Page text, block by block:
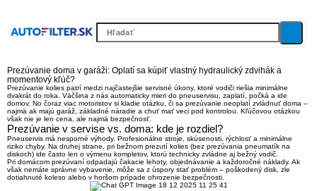
Prezúvanie doma v garáži: Oplatí sa kúpiť vlastný hydraulický zdvihák a
momentový kľúč?
Prezúvanie kolies patrí medzi najčastejšie servisné úkony, ktoré vodiči riešia minimálne
dvakrát do roka. Väčšina z nás automaticky mieri do pneuservisu, zaplatí, počká a ide
domov. No čoraz viac motoristov si kladie otázku, či sa prezúvanie neoplatí zvládnuť doma –
najmä ak majú garáž, základné náradie a chuť mať veci pod kontrolou. Kľúčovou otázkou
však nie je len cena, ale najmä bezpečnosť.
Prezúvanie v servise vs. doma: kde je rozdiel?
Pneuservis má nesporné výhody. Profesionálne stroje, skúsenosti, rýchlosť a minimálne
riziko chyby. Na druhej strane, pri bežnom prezutí kolies (bez prezúvania pneumatík na
diskoch) ide často len o výmenu kompletov, ktorú technicky zvládne aj bežný vodič.
Pri domácom prezúvaní odpadajú čakacie lehoty, objednávanie a každoročné náklady. Ak
však nemáte správne vybavenie, môže sa z úspory stať problém – poškodený disk, zle
dotiahnuté koleso alebo v horšom prípade ohrozenie bezpečnosti.